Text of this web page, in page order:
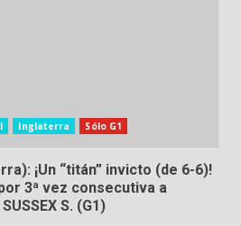
Inglaterra Sólo G1
¡Un “titán” invicto (de 6-6)!
3ª vez consecutiva a
S. (G1)